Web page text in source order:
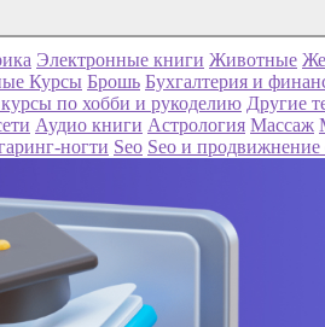
Электронные книги Животные
Курсы Брошь Бухгалтерия и
по хобби и рукоделию Другие
Аудио книги Астрология Массаж
ногти Seo Seo и продвижнение